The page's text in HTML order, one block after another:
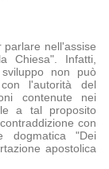
nell'assise
Chiesa". Infatti,
non può
l'autorità del
contenute nei
a tal proposito
con
dogmatica "Dei
apostolica